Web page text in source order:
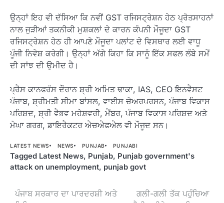
ਉਨ੍ਹਾਂ ਇਹ ਵੀ ਦੱਸਿਆ ਕਿ ਨਵੀਂ GST ਰਜਿਸਟ੍ਰੇਸ਼ਨ ਹੇਠ ਪ੍ਰੋਤਸਾਹਨਾਂ
ਨਾਲ ਜੁੜੀਆਂ ਤਕਨੀਕੀ ਮੁਸ਼ਕਲਾਂ ਦੇ ਕਾਰਨ ਕੰਪਨੀ ਮੌਜੂਦਾ GST
ਰਜਿਸਟ੍ਰੇਸ਼ਨ ਹੇਠ ਹੀ ਆਪਣੇ ਮੌਜੂਦਾ ਪਲਾਂਟ ਦੇ ਵਿਸਥਾਰ ਲਈ ਵਾਧੂ
ਪੂੰਜੀ ਨਿਵੇਸ਼ ਕਰੇਗੀ। ਉਨ੍ਹਾਂ ਅੱਗੇ ਕਿਹਾ ਕਿ ਸਾਨੂੰ ਇੱਕ ਸਫਲ ਲੰਬੇ ਸਮੇਂ
ਦੀ ਸਾਂਝ ਦੀ ਉਮੀਦ ਹੈ।
ਪ੍ਰੈਸ ਕਾਨਫਰੰਸ ਦੌਰਾਨ ਸ਼੍ਰੀ ਅਮਿਤ ਢਾਕਾ, IAS, CEO ਇਨਵੈਸਟ
ਪੰਜਾਬ, ਸ਼੍ਰੀਮਤੀ ਸੀਮਾ ਬਾਂਸਲ, ਵਾਈਸ ਚੇਅਰਪਰਸਨ, ਪੰਜਾਬ ਵਿਕਾਸ
ਪਰਿਸ਼ਦ, ਸ਼੍ਰੀ ਵੈਭਵ ਮਹੇਸ਼ਵਰੀ, ਮੈਂਬਰ, ਪੰਜਾਬ ਵਿਕਾਸ ਪਰਿਸ਼ਦ ਅਤੇ
ਮੇਘਾ ਗਰਗ, ਡਾਇਰੈਕਟਰ ਐਚਐਫਐਲ ਵੀ ਮੌਜੂਦ ਸਨ।
LATEST NEWS NEWS PUNJAB PUNJABI
Tagged Latest News, Punjab, Punjab government's
attack on unemployment, punjab govt
Post
ਪੰਜਾਬ ਸਰਕਾਰ ਦਾ ਪਾਰਦਰਸ਼ੀ ਅਤੇ
ਗਲੀ-ਗਲੀ ਤੱਕ ਪਹੁੰਚਿਆ